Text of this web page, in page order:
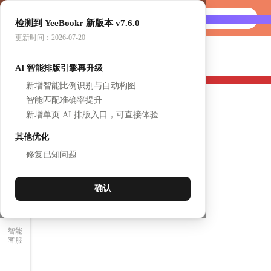
智能
客服
检测到 YeeBookr 新版本 v7.6.0
更新时间：2026-07-20
AI 智能排版引擎再升级
新增智能比例识别与自动构图
智能匹配准确率提升
新增单页 AI 排版入口，可直接体验
其他优化
修复已知问题
确认
AI做书
选产品
壹个展厅